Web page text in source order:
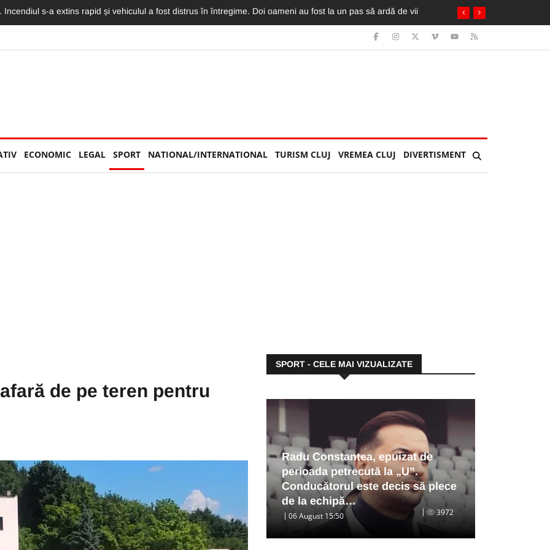
„Nu am văzut niciun echipaj de Poliție sau Jandarmerie”
ECONOMIC LEGAL SPORT NATIONAL/INTERNATIONAL TURISM CLUJ VREMEA CLUJ DIVERTISMENT
de pe teren pentru
SPORT - CELE MAI VIZUALIZATE
Radu Constantea, epuizat de
perioada petrecută la „U”.
Conducătorul este decis să plece
de la echipă…
06 August 15:50 3972